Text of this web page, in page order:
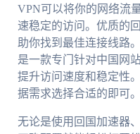
VPN可以将你的网络流
速稳定的访问。优质的
助你找到最佳连接线路
是一款专门针对中国网
提升访问速度和稳定性
据需求选择合适的即可。
无论是使用回国加速器